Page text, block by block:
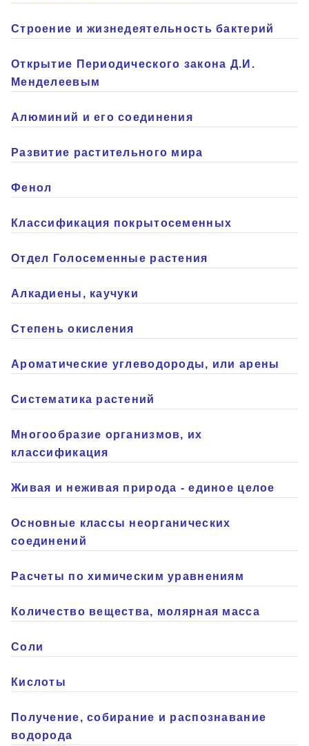
Строение и жизнедеятельность бактерий
Открытие Периодического закона Д.И.
Менделеевым
Алюминий и его соединения
Развитие растительного мира
Фенол
Классификация покрытосеменных
Отдел Голосеменные растения
Алкадиены, каучуки
Степень окисления
Ароматические углеводороды, или арены
Систематика растений
Многообразие организмов, их
классификация
Живая и неживая природа - единое целое
Основные классы неорганических
соединений
Расчеты по химическим уравнениям
Количество вещества, молярная масса
Соли
Кислоты
Получение, собирание и распознавание
водорода